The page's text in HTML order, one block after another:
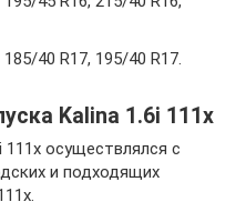
40 R17, 195/40 R17.
Kalina 1.6i 111x
111x осуществлялся с
и подходящих